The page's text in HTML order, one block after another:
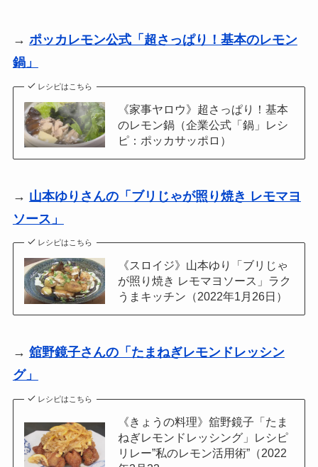
→ ポッカレモン公式「超さっぱり！基本のレモン
鍋」
レシピはこちら
《家事ヤロウ》超さっぱり！基本
のレモン鍋（企業公式「鍋」レシ
ピ：ポッカサッポロ）
→ 山本ゆりさんの「ブリじゃが照り焼き レモマヨ
ソース」
レシピはこちら
《スロイジ》山本ゆり「ブリじゃ
が照り焼き レモマヨソース」ラク
うまキッチン（2022年1月26日）
→ 舘野鏡子さんの「たまねぎレモンドレッシン
グ」
レシピはこちら
《きょうの料理》舘野鏡子「たま
ねぎレモンドレッシング」レシピ
リレー”私のレモン活用術”（2022